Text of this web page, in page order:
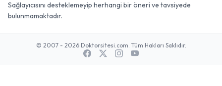
Sağlayıcısını desteklemeyip herhangi bir öneri ve tavsiyede
bulunmamaktadır.
© 2007 - 2026 Doktorsitesi.com. Tüm Hakları Saklıdır.